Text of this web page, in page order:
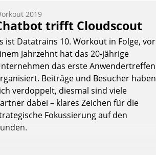
kurzweilige Einblicke in
Cloud-Strategien und -
mit hohem Zukunftspotenzial.
Andreas Lerchner
2019
trifft Cloudscout
ist Datatrains 10. Workout in Folge, vor
Jahrzehnt hat das 20-jährige
das erste Anwendertreffen
Beiträge und Besucher haben
verdoppelt, diesmal sind viele
dabei – klares Zeichen für die
Fokussierung auf den